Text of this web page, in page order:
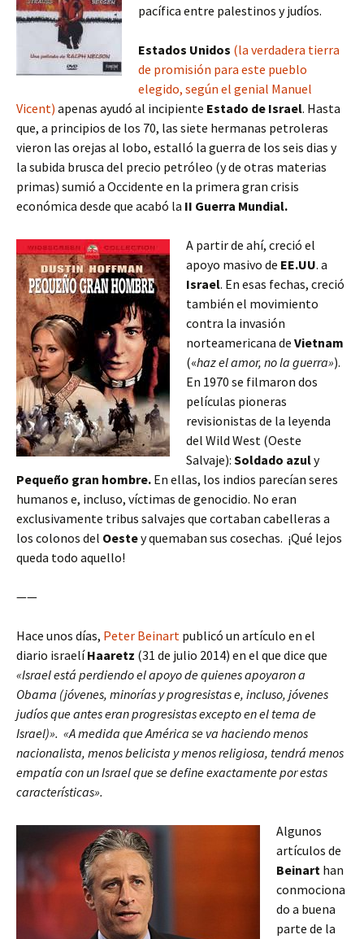
pacífica entre palestinos y judíos.
Estados Unidos (la verdadera tierra
de promisión para este pueblo
elegido, según el genial Manuel
Vicent) apenas ayudó al incipiente Estado de Israel. Hasta
que, a principios de los 70, las siete hermanas petroleras
vieron las orejas al lobo, estalló la guerra de los seis dias y
la subida brusca del precio petróleo (y de otras materias
primas) sumió a Occidente en la primera gran crisis
económica desde que acabó la II Guerra Mundial.
A partir de ahí, creció el
apoyo masivo de EE.UU. a
Israel. En esas fechas, creció
también el movimiento
contra la invasión
norteamericana de Vietnam
(«haz el amor, no la guerra»).
En 1970 se filmaron dos
películas pioneras
revisionistas de la leyenda
del Wild West (Oeste
Salvaje): Soldado azuly
Pequeño gran hombre. En ellas, los indios parecían seres
humanos e, incluso, víctimas de genocidio. No eran
exclusivamente tribus salvajes que cortaban cabelleras a
los colonos del Oestey quemaban sus cosechas. ¡Qué lejos
queda todo aquello!
——
Hace unos días, Peter Beinart publicó un artículo en el
diario israelíHaaretz (31 de julio 2014) en el que dice que
«Israel está perdiendo el apoyo de quienes apoyaron a
Obama (jóvenes, minorías y progresistas e, incluso, jóvenes
judíos que antes eran progresistas excepto en el tema de
Israel)». «A medida que América se va haciendo menos
nacionalista, menos belicista y menos religiosa, tendrá menos
empatía con un Israel que se define exactamente por estas
características».
Algunos
artículos de
Beinart han
conmociona
do a buena
parte de la